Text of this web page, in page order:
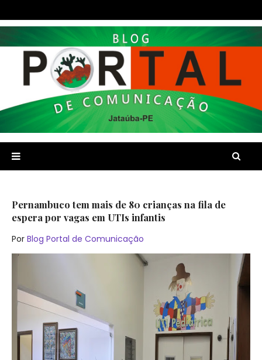
Pernambuco tem mais de 80 crianças na fila de
espera por vagas em UTIs infantis
Por Blog Portal de Comunicação